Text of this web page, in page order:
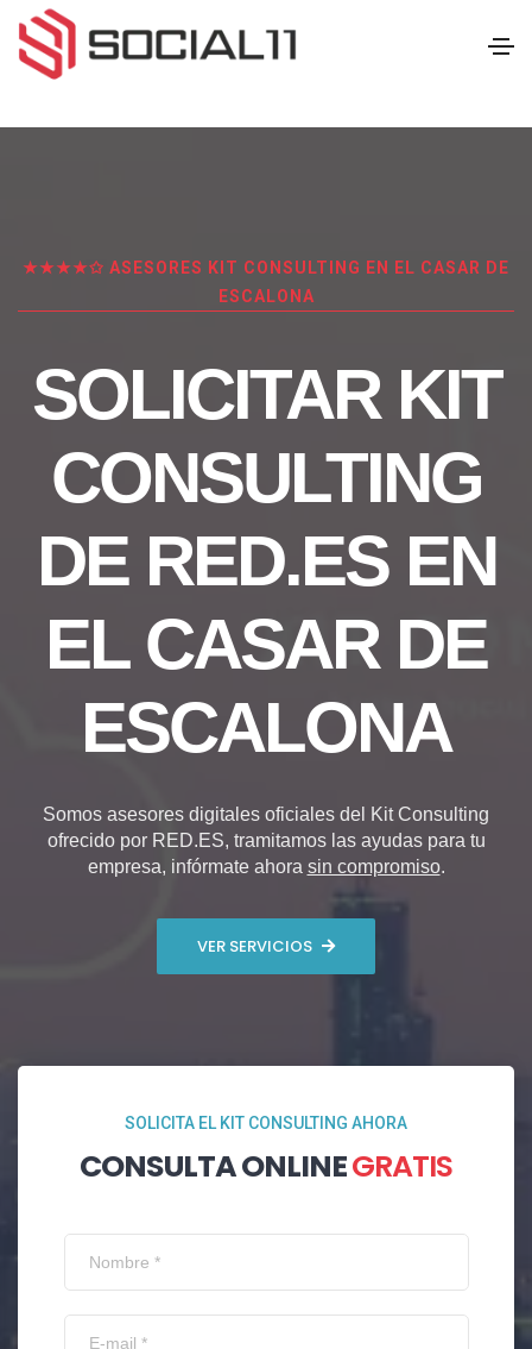
★★★★✩ ASESORES KIT CONSULTING EN EL CASAR DE
ESCALONA
SOLICITAR KIT
CONSULTING
DE RED.ES EN
EL CASAR DE
ESCALONA
Somos asesores digitales oficiales del Kit Consulting
ofrecido por RED.ES, tramitamos las ayudas para tu
empresa, infórmate ahora sin compromiso.
VER SERVICIOS
SOLICITA EL KIT CONSULTING AHORA
CONSULTA ONLINEGRATIS